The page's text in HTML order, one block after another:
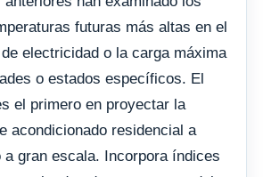
futuras más altas en el
electricidad o la carga máxima
o estados específicos. El
el primero en proyectar la
acondicionado residencial a
a gran escala. Incorpora índices